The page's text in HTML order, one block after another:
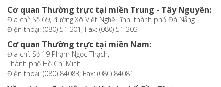
Cơ quan Thường trực tại miền Trung - Tây Nguyên:
Địa chỉ: Số 69, đường Xô Viết Nghệ Tĩnh, thành phố Đà Nẵng
Điện thoại: (080) 51 301; Fax: (080) 51 303
Cơ quan Thường trực tại miền Nam:
Địa chỉ: Số 19 Phạm Ngọc Thạch,
Thành phố Hồ Chí Minh
Điện thoại: (080) 84083; Fax: (080) 84081